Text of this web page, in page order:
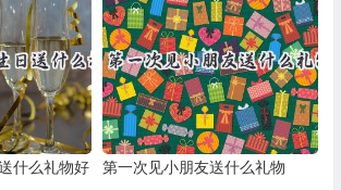
什么礼物好 第一次见小朋友送什么礼物